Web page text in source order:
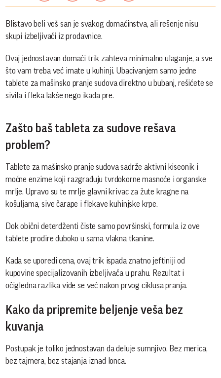
Blistavo beli veš san je svakog domaćinstva, ali rešenje nisu
skupi izbeljivači iz prodavnice.
Ovaj jednostavan domaći trik zahteva minimalno ulaganje, a sve
što vam treba već imate u kuhinji. Ubacivanjem samo jedne
tablete za mašinsko pranje sudova direktno u bubanj, rešićete se
sivila i fleka lakše nego ikada pre.
Zašto baš tableta za sudove rešava
problem?
Tablete za mašinsko pranje sudova sadrže aktivni kiseonik i
moćne enzime koji razgrađuju tvrdokorne masnoće i organske
mrlje. Upravo su te mrlje glavni krivac za žute kragne na
košuljama, sive čarape i flekave kuhinjske krpe.
Dok obični deterdženti čiste samo površinski, formula iz ove
tablete prodire duboko u sama vlakna tkanine.
Kada se uporedi cena, ovaj trik ispada znatno jeftiniji od
kupovine specijalizovanih izbeljivača u prahu. Rezultat i
očigledna razlika vide se već nakon prvog ciklusa pranja.
Kako da pripremite beljenje veša bez
kuvanja
Postupak je toliko jednostavan da deluje sumnjivo. Bez merica,
bez tajmera, bez stajanja iznad lonca.